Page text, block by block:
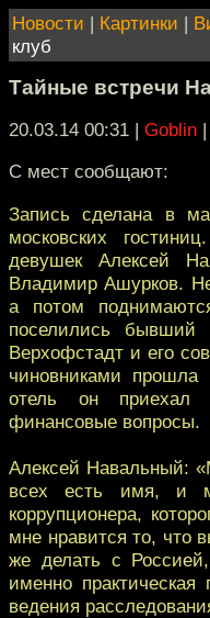
Новости | Картинки |
клуб
Тайные встречи
20.03.14 00:31 | Goblin |
С мест сообщают:
Запись сделана в
московских
девушек Алексей
Владимир Ашурков.
а потом
поселились бывший
Верхофстадт и его
чиновниками прошла
отель он приехал
финансовые вопросы.
Алексей Навальный:
всех есть имя, и
коррупционера,
мне нравится то, что
же делать с
именно
ведения